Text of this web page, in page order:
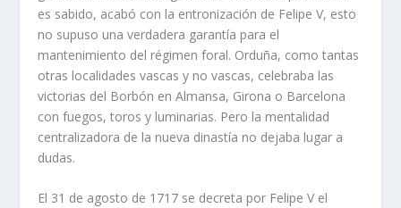
es sabido, acabó con la entronización de Felipe V, esto
no supuso una verdadera garantía para el
mantenimiento del régimen foral. Orduña, como tantas
otras localidades vascas y no vascas, celebraba las
victorias del Borbón en Almansa, Girona o Barcelona
con fuegos, toros y luminarias. Pero la mentalidad
centralizadora de la nueva dinastía no dejaba lugar a
dudas.
El 31 de agosto de 1717 se decreta por Felipe V el